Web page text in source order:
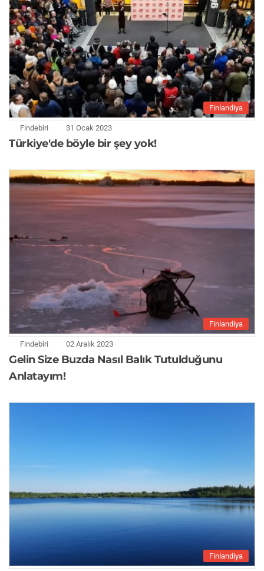
Finlandiya
Findebiri 31 Ocak 2023
Türkiye'de böyle bir şey yok!
Finlandiya
Findebiri 02 Aralık 2023
Gelin Size Buzda Nasıl Balık Tutulduğunu
Anlatayım!
Finlandiya